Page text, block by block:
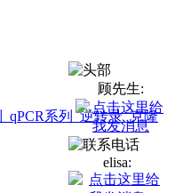
qPCR系列 逆转录克隆
顾先生:
elisa: